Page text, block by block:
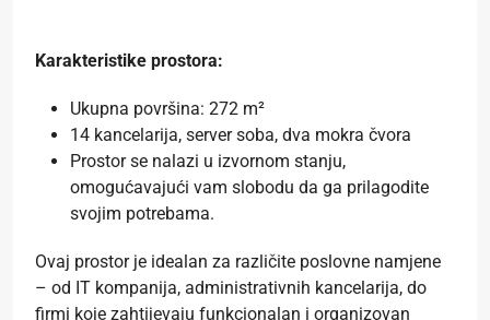
Karakteristike prostora:
Ukupna površina: 272 m²
14 kancelarija, server soba, dva mokra čvora
Prostor se nalazi u izvornom stanju,
omogućavajući vam slobodu da ga prilagodite
svojim potrebama.
Ovaj prostor je idealan za različite poslovne namjene
– od IT kompanija, administrativnih kancelarija, do
firmi koje zahtijevaju funkcionalan i organizovan